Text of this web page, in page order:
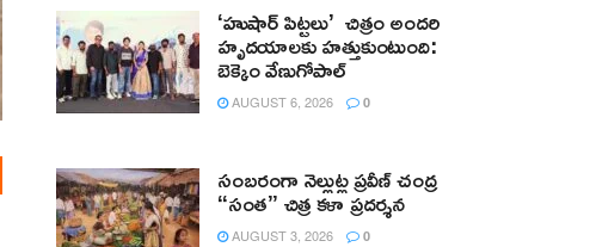
‘హుషార్‌ పిట్టలు’ చిత్రం అందరి
హృదయాలకు హత్తుకుంటుంది:
బెక్కెం వేణుగోపాల్‌
AUGUST 6, 2026 0
సంబరంగా నెల్లుట్ల ప్రవీణ్ చంద్ర
“సంత” చిత్ర కళా ప్రదర్శన
AUGUST 3, 2026 0